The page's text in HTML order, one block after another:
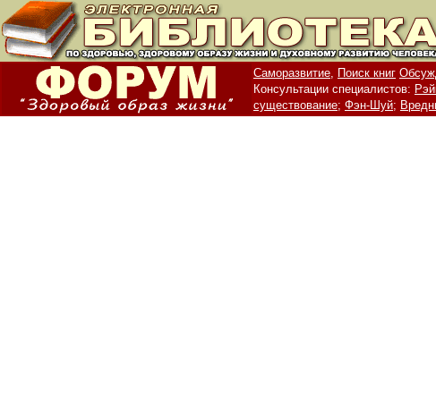
Саморазвитие, Поиск книг
Консультации специалистов:
существование; Фэн-Шуй;